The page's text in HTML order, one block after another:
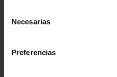
Necesarias
Preferencias
Folletos